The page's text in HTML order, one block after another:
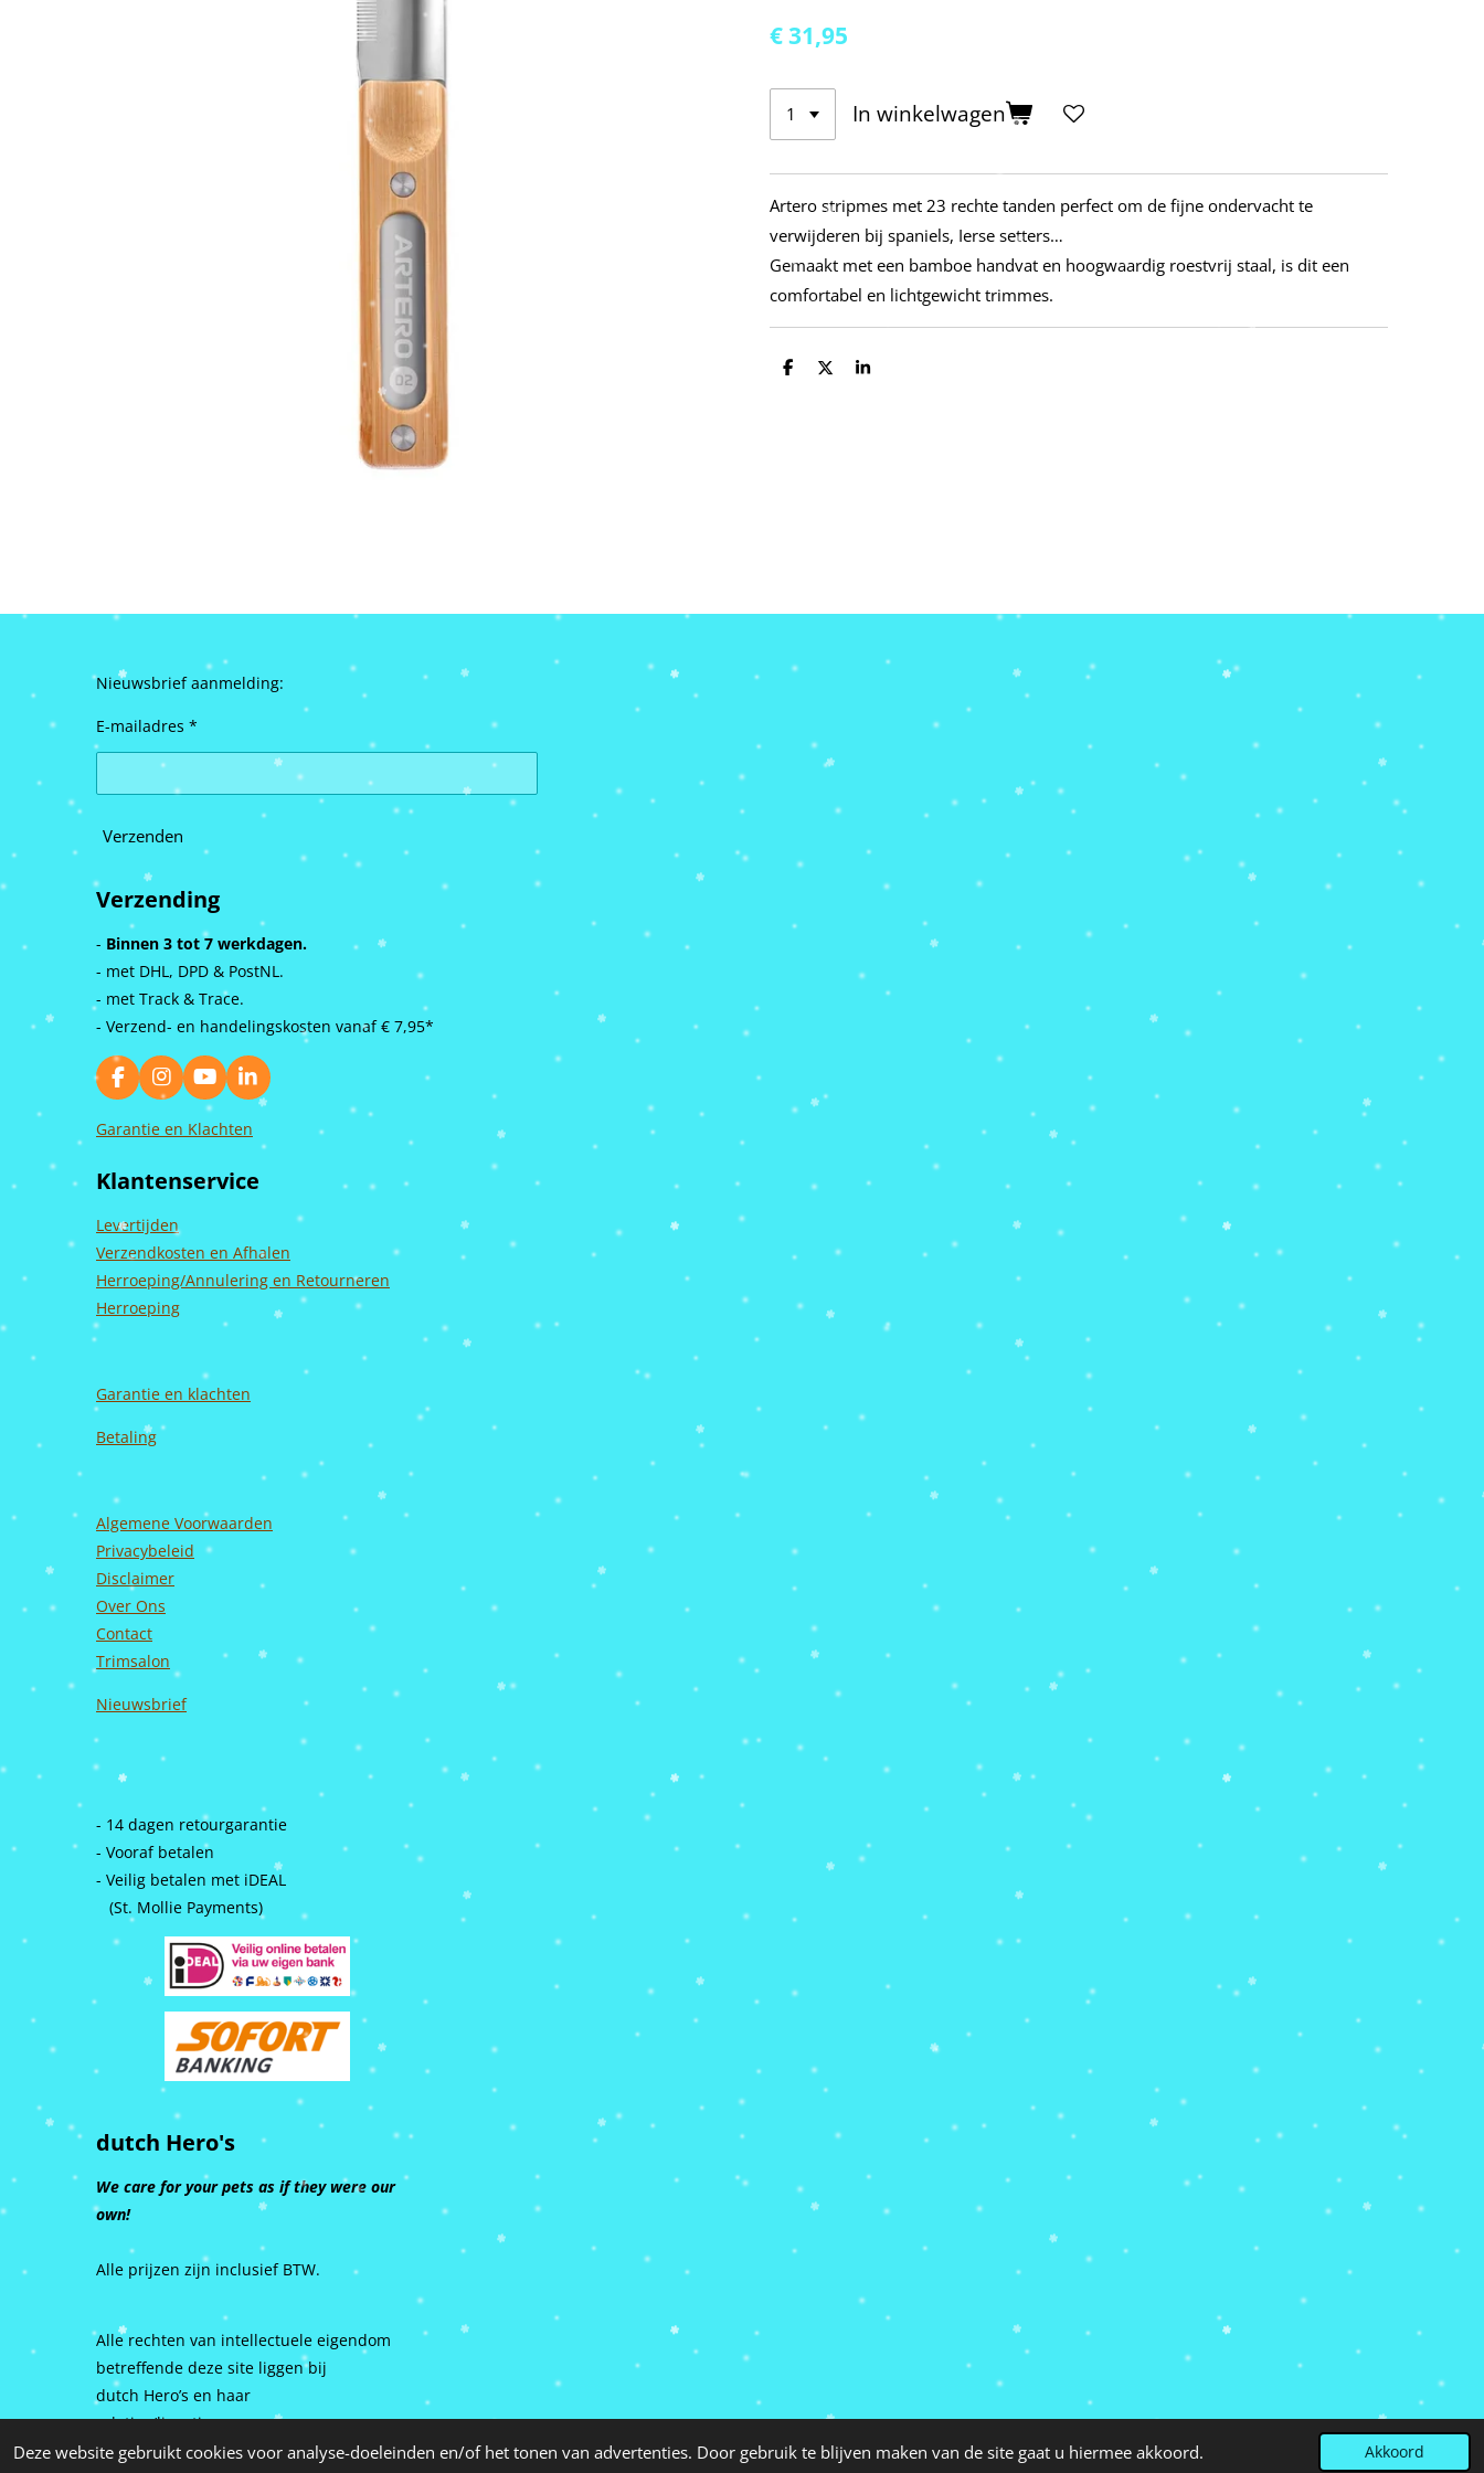
Deze website gebruikt cookies voor analyse-doeleinden en/of het tonen van advertenties. Door gebruik te blijven maken van de site gaat u hiermee akkoord. Akkoord
€ 31,95
In winkelwagen
Artero stripmes met 23 rechte tanden perfect om de fijne ondervacht te
verwijderen bij spaniels, Ierse setters…
Gemaakt met een bamboe handvat en hoogwaardig roestvrij staal, is dit een
comfortabel en lichtgewicht trimmes.
D
D
S
Nieuwsbrief aanmelding:
E-mailadres *
Verzenden
Verzending
- Binnen 3 tot 7 werkdagen.
- met DHL, DPD & PostNL.
- met Track & Trace.
- Verzend- en handelingskosten vanaf € 7,95*
F
a
c
o
k
I
n
s
g
a
m
Y
o
u
b
L
i
n
d
Garantie en Klachten
Klantenservice
Levertijden
Verzendkosten en Afhalen
Herroeping/Annulering en Retourneren
Herroeping
Garantie en klachten
Betaling
Algemene Voorwaarden
Privacybeleid
Disclaimer
Over Ons
Contact
Trimsalon
Nieuwsbrief
- 14 dagen retourgarantie
- Vooraf betalen
- Veilig betalen met iDEAL
(St. Mollie Payments)
dutch Hero's
We care for your pets as if they were our
own!
Alle prijzen zijn inclusief BTW.
Alle rechten van intellectuele eigendom
betreffende deze site liggen bij
dutch Hero’s en haar
relaties/licentiegevers.
© 2015 - 2026 dutch Hero's